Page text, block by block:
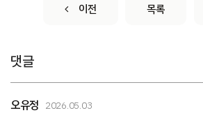
이전 목록
댓글
오유정 2026.05.03